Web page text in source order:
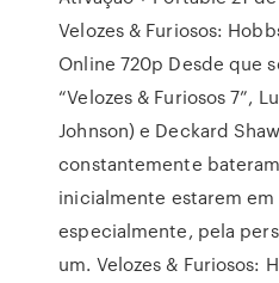
Velozes & Furiosos:
Online 720p Desde que
“Velozes & Furiosos 7”,
Johnson) e Deckard
constantemente
inicialmente estarem em
especialmente, pela
um. Velozes & Furiosos: